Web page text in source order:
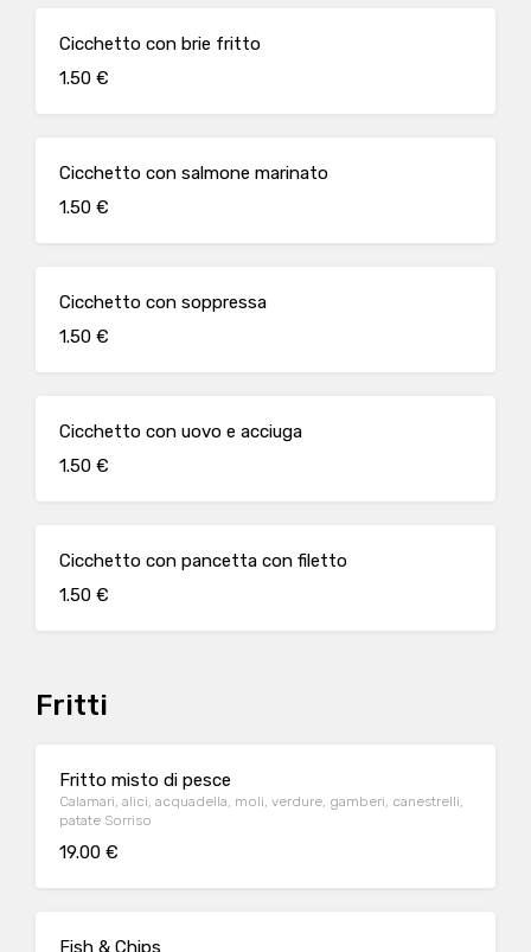
Cicchetto con brie fritto
1.50 €
Cicchetto con salmone marinato
1.50 €
Cicchetto con soppressa
1.50 €
Cicchetto con uovo e acciuga
1.50 €
Cicchetto con pancetta con filetto
1.50 €
Fritti
Fritto misto di pesce
Calamari, alici, acquadella, moli, verdure, gamberi, canestrelli,
patate Sorriso
19.00 €
Fish & Chips